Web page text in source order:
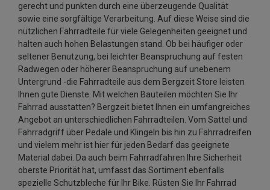
gerecht und punkten durch eine überzeugende Qualität
sowie eine sorgfältige Verarbeitung. Auf diese Weise sind die
nützlichen Fahrradteile für viele Gelegenheiten geeignet und
halten auch hohen Belastungen stand. Ob bei häufiger oder
seltener Benutzung, bei leichter Beanspruchung auf festen
Radwegen oder höherer Beanspruchung auf unebenem
Untergrund -die Fahrradteile aus dem Bergzeit Store leisten
Ihnen gute Dienste. Mit welchen Bauteilen möchten Sie Ihr
Fahrrad ausstatten? Bergzeit bietet Ihnen ein umfangreiches
Angebot an unterschiedlichen Fahrradteilen. Vom Sattel und
Fahrradgriff über Pedale und Klingeln bis hin zu Fahrradreifen
und vielem mehr ist hier für jeden Bedarf das geeignete
Material dabei. Da auch beim Fahrradfahren Ihre Sicherheit
oberste Priorität hat, umfasst das Sortiment ebenfalls
spezielle Schutzbleche für Ihr Bike. Rüsten Sie Ihr Fahrrad